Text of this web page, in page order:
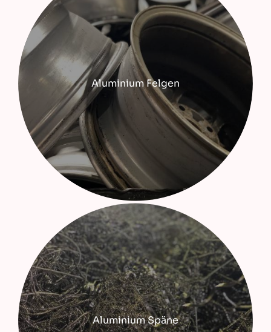
Aluminium Felgen
Aluminium Späne